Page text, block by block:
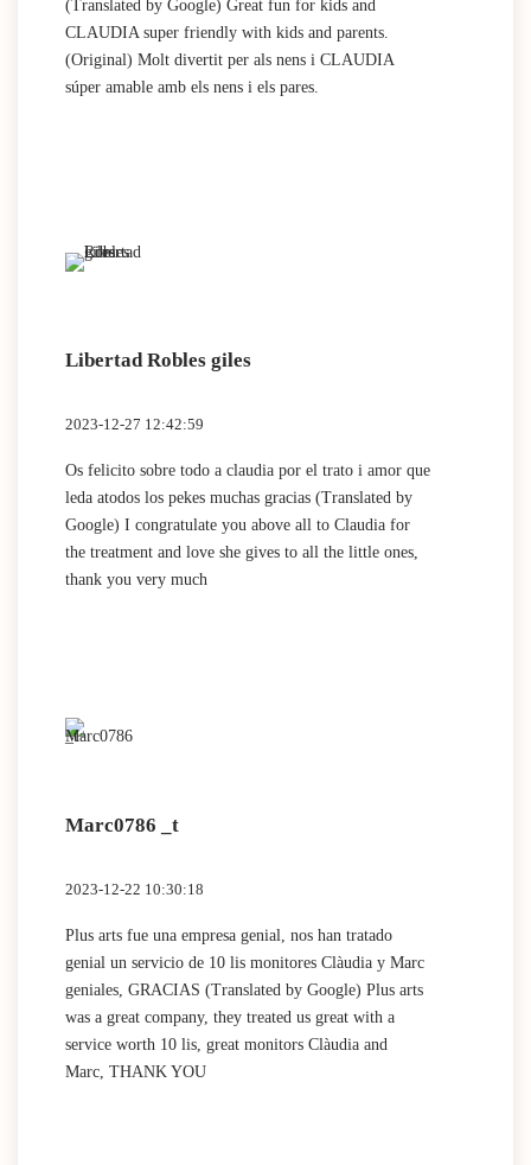
(Translated by Google) Great fun for kids and
CLAUDIA super friendly with kids and parents.
(Original) Molt divertit per als nens i CLAUDIA
súper amable amb els nens i els pares.
Libertad Robles giles
2023-12-27 12:42:59
Os felicito sobre todo a claudia por el trato i amor que
leda atodos los pekes muchas gracias (Translated by
Google) I congratulate you above all to Claudia for
the treatment and love she gives to all the little ones,
thank you very much
Marc0786 _t
2023-12-22 10:30:18
Plus arts fue una empresa genial, nos han tratado
genial un servicio de 10 lis monitores Clàudia y Marc
geniales, GRACIAS (Translated by Google) Plus arts
was a great company, they treated us great with a
service worth 10 lis, great monitors Clàudia and
Marc, THANK YOU